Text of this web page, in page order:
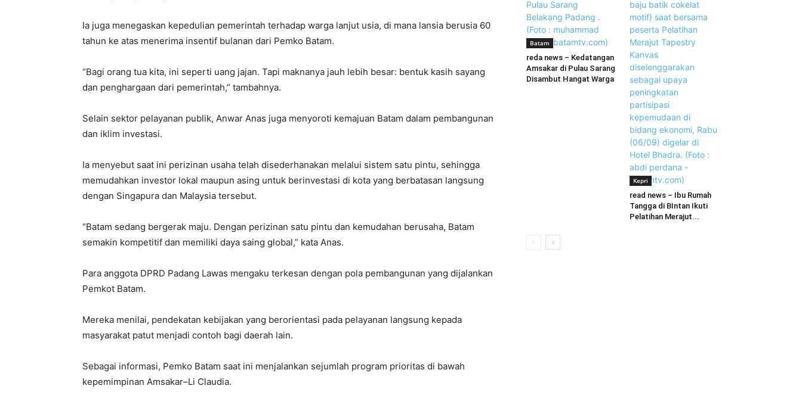
Ia juga menegaskan kepedulian pemerintah terhadap warga lanjut usia, di mana lansia berusia 60
tahun ke atas menerima insentif bulanan dari Pemko Batam.
“Bagi orang tua kita, ini seperti uang jajan. Tapi maknanya jauh lebih besar: bentuk kasih sayang
dan penghargaan dari pemerintah,” tambahnya.
Selain sektor pelayanan publik, Anwar Anas juga menyoroti kemajuan Batam dalam pembangunan
dan iklim investasi.
Ia menyebut saat ini perizinan usaha telah disederhanakan melalui sistem satu pintu, sehingga
memudahkan investor lokal maupun asing untuk berinvestasi di kota yang berbatasan langsung
dengan Singapura dan Malaysia tersebut.
“Batam sedang bergerak maju. Dengan perizinan satu pintu dan kemudahan berusaha, Batam
semakin kompetitif dan memiliki daya saing global,” kata Anas.
Para anggota DPRD Padang Lawas mengaku terkesan dengan pola pembangunan yang dijalankan
Pemkot Batam.
Mereka menilai, pendekatan kebijakan yang berorientasi pada pelayanan langsung kepada
masyarakat patut menjadi contoh bagi daerah lain.
Sebagai informasi, Pemko Batam saat ini menjalankan sejumlah program prioritas di bawah
kepemimpinan Amsakar–Li Claudia.
Batam
reda news – Kedatangan
Amsakar di Pulau Sarang
Disambut Hangat Warga
Kepri
read news – Ibu Rumah
Tangga di BIntan Ikuti
Pelatihan Merajut...